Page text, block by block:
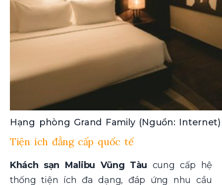
Hạng phòng Grand Family (Nguồn: Internet)
Tiện ích đẳng cấp quốc tế
Khách sạn Malibu Vũng Tàu cung cấp hệ
thống tiện ích đa dạng, đáp ứng nhu cầu